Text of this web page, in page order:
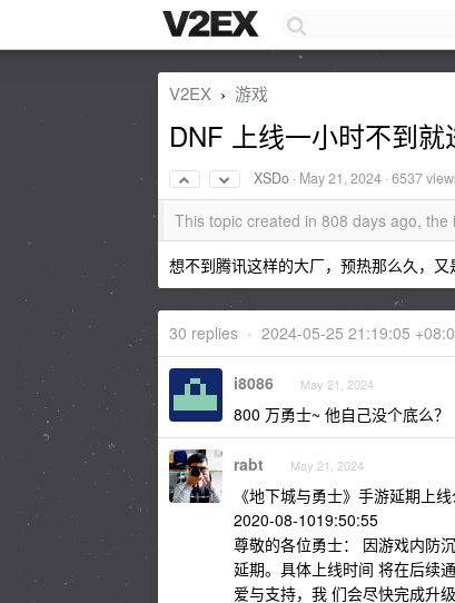
V2EX › 游戏
DNF 上线一小时不到就
XSDo · May 21, 2024 · 6537
This topic created in 808 days ago,
想不到腾讯这样的大厂，预热那么久，
30 replies • 2024-05-25 21:19:05
i8086 May 21, 2024
800 万勇士~ 他自己没个底么？
rabt May 21, 2024
《地下城与勇士》手游延期上
2020-08-1019:50:55
尊敬的各位勇士： 因游戏内防
延期。具体上线时间 将在后续
爱与支持，我 们会尽快完成升